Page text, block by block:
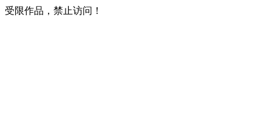
受限作品，禁止访问！